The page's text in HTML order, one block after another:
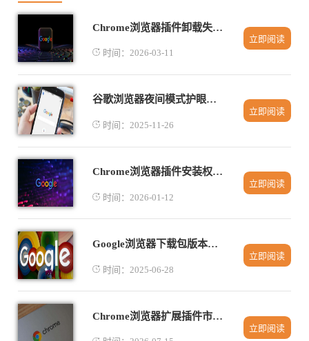
Chrome浏览器插件卸载失败强制删除教程实用
时间：2026-03-11
立即阅读
谷歌浏览器夜间模式护眼设置实测操作指南
时间：2025-11-26
立即阅读
Chrome浏览器插件安装权限管理操作详解
时间：2026-01-12
立即阅读
Google浏览器下载包版本更新攻略
时间：2025-06-28
立即阅读
Chrome浏览器扩展插件市场热门趋势观察
立即阅读